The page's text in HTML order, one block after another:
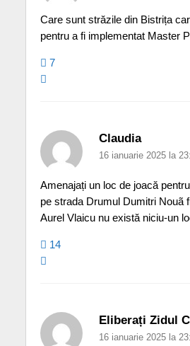
Care sunt străzile din Bistrița
pentru a fi implementat Master
7
Claudia
16 ianuarie 2025 la
Amenajați un loc de joacă
pe strada Drumul Dumitri Nouã
Aurel Vlaicu nu există niciu-un
14
Eliberați Zidul
16 ianuarie 2025 la